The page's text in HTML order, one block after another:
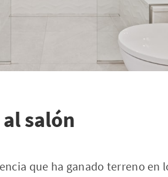
salón
que ha ganado terreno en